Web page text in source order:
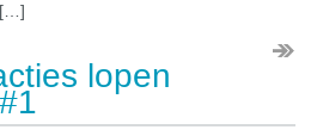
[…]
lopen